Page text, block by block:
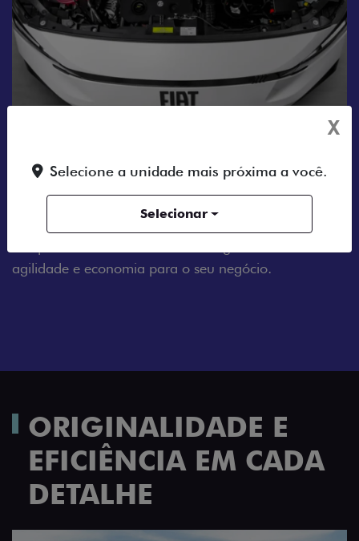
Tenha um dia a dia sem estresse com o Fiat Scudo.
Equipado com um motor 2.2 Turbo Diesel de 150 cv
e 370 Nm de torque, ele conta com transmissão
agilidade e economia para o seu negócio.
ORIGINALIDADE E
EFICIÊNCIA EM CADA
DETALHE
X
Selecione a unidade mais próxima a você.
Selecionar